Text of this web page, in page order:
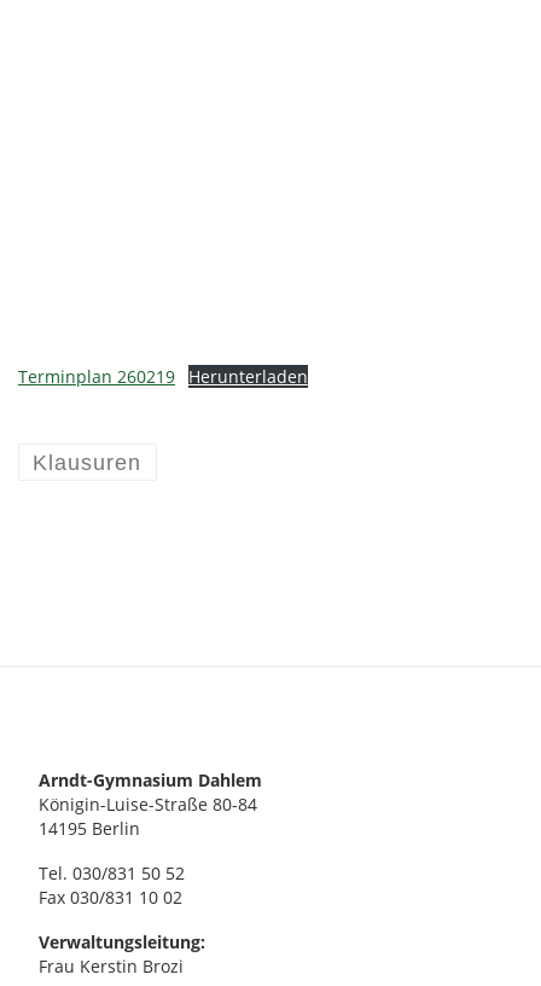
Terminplan 260219 Herunterladen
Klausuren
Arndt-Gymnasium Dahlem
Königin-Luise-Straße 80-84
14195 Berlin
Tel. 030/831 50 52
Fax 030/831 10 02
Verwaltungsleitung:
Frau Kerstin Brozi